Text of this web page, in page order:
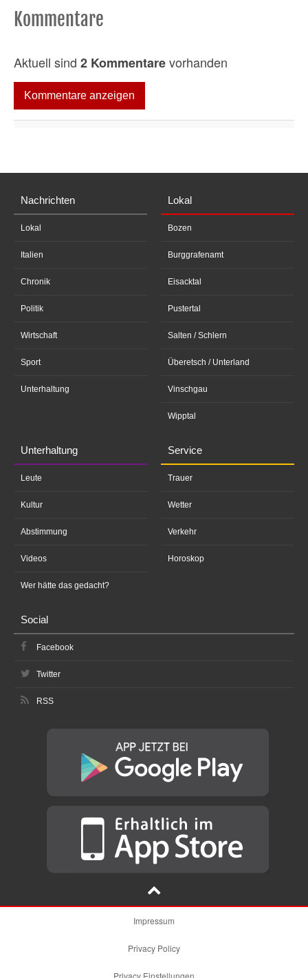
Kommentare
Aktuell sind 2 Kommentarevorhanden
Kommentare anzeigen
Nachrichten
Lokal
Italien
Chronik
Politik
Wirtschaft
Sport
Unterhaltung
Lokal
Bozen
Burggrafenamt
Eisacktal
Pustertal
Salten / Schlern
Überetsch / Unterland
Vinschgau
Wipptal
Unterhaltung
Leute
Kultur
Abstimmung
Videos
Wer hätte das gedacht?
Service
Trauer
Wetter
Verkehr
Horoskop
Social
Facebook
Twitter
RSS
Impressum
Privacy Policy
Privacy Einstellungen